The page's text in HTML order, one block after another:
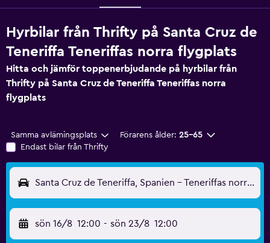
Hyrbilar från Thrifty på Santa Cruz de
Teneriffa Teneriffas norra flygplats
Hitta och jämför toppenerbjudande på hyrbilar från
Thrifty på Santa Cruz de Teneriffa Teneriffas norra
flygplats
Samma avlämingsplats Förarens ålder: 25-65
Endast bilar från Thrifty
Santa Cruz de Teneriffa, Spanien - Teneriffas norra (TFN)
sön 16/8 12:00 - sön 23/8 12:00